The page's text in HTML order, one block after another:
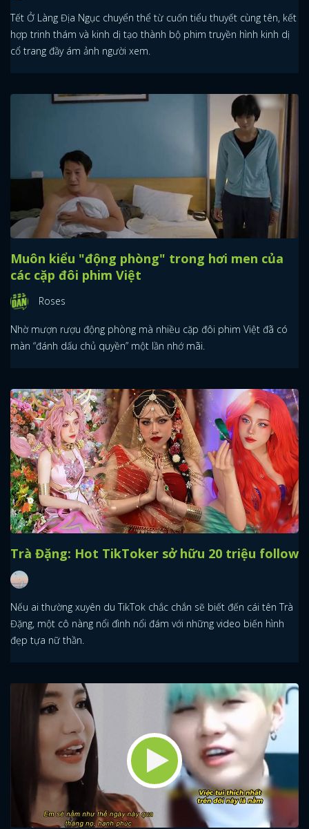
Tết Ở Làng Địa Ngục chuyển thể từ cuốn tiểu thuyết cùng tên, kết
hợp trinh thám và kinh dị tạo thành bộ phim truyền hình kinh dị
cổ trang đầy ám ảnh người xem.
Muôn kiểu "động phòng" trong hơi men của
các cặp đôi phim Việt
Roses
Nhờ mượn rượu động phòng mà nhiều cặp đôi phim Việt đã có
màn “đánh dấu chủ quyền” một lần nhớ mãi.
Trà Đặng: Hot TikToker sở hữu 20 triệu follow
Nếu ai thường xuyên du TikTok chắc chắn sẽ biết đến cái tên Trà
Đặng, một cô nàng nổi đình nổi đám với những video biến hình
đẹp tựa nữ thần.